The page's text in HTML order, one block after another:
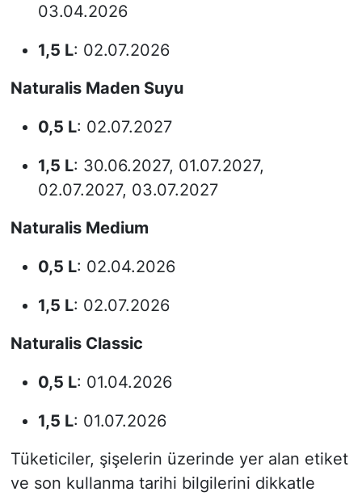
03.04.2026
1,5 L: 02.07.2026
Naturalis Maden Suyu
0,5 L: 02.07.2027
1,5 L: 30.06.2027, 01.07.2027,
02.07.2027, 03.07.2027
Naturalis Medium
0,5 L: 02.04.2026
1,5 L: 02.07.2026
Naturalis Classic
0,5 L: 01.04.2026
1,5 L: 01.07.2026
Tüketiciler, şişelerin üzerinde yer alan etiket
ve son kullanma tarihi bilgilerini dikkatle